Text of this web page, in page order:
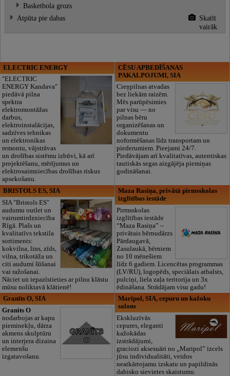
Basketbola grozs
Atpūta pie dabas
Skatīt
vairāk
ELECTRIC ENERGY
"ELECTRIC
ENERGY Kandava"
piedāvā pilna
spektra
elektromontāžas
darbus,
elektroinstalācijas,
sadzīves tehnikas
un elektronikas
remontu, vājstrāvas
un drošības sistēmu izbūvi, kā arī
projektēšanu, mērījumus un
elektrosaimniecības drošības riskus
apsekošanu.
CĒSU APBEDĪŠANAS
PAKALPOJUMI, SIA
Cieņpilnas atvadas
bez liekām raizēm.
Mēs parūpēsimies
par visu — no
pilnas bēru
organizēšanas un
dokumentu
noformēšanas līdz transportam un
piederumiem. Pieejami 24/7.
Piedāvājam arī kvalitatīvas, autentiskas
tautiskās segas aizgājēja piemiņas
godināšanai.
BRISTOLS ES, SIA
SIA "Bristols ES"
audumu outlet un
vairumtirdzniecība
Rīgā. Plašs un
kvalitatīvs tekstila
sortiments:
kokvilna, lins, zīds,
vilna, trikotāža un
citi audumi šūšanai
vai ražošanai.
Nāciet un iepazīstieties ar pilnu klāstu
mūsu noliktavā klātienē!
Maza Rasiņa, privātā pirmsskolas
izglītības iestāde
Pirmsskolas
izglītības iestāde
“Maza Rasiņa” –
privātais bērnudārzs
Pārdaugavā,
Zasulaukā, bērniem
no 10 mēnešiem
līdz 6 gadiem. Licencētas programmas
(LV/RU), logopēds, speciālais atbalsts,
pulciņi, liela zaļa teritorija un 3x
ēdināšana. Strādājam visu gadu!
Granīts O, SIA
Granits O
nodarbojas ar kapu
pieminekļu, dārza
akmens skulptūru
un interjera dizaina
elemenšu
izgatavošanu.
Maripol, SIA, cepuru un kažoku
salons
Ekskluzīvās
cepures, eleganti
kažokādas
izstrādājumi,
graciozi aksesuāri no „Maripol” izcels
jūsu individualitāti, veidos
neatkārtojamu izskatu un papildinās
dabisko sievietes skaistumu.